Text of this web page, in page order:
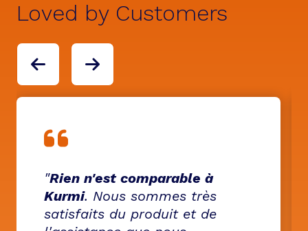
Loved by Customers
"Rien n'est comparable à
Kurmi. Nous sommes très
satisfaits du produit et de